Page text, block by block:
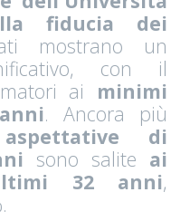
fiducia dei
mostrano un
con il
ai minimi
. Ancora più
aspettative di
sono salite ai
32 anni,